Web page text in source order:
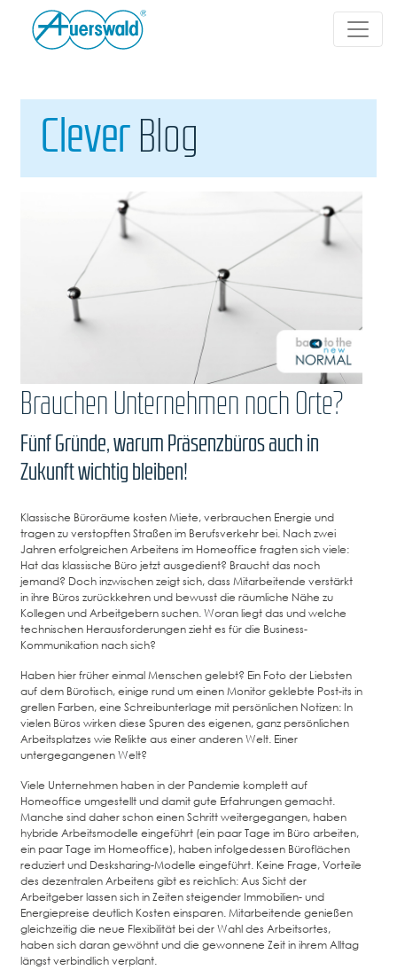
Clever Blog
Brauchen Unternehmen noch Orte?
Fünf Gründe, warum Präsenzbüros auch in
Zukunft wichtig bleiben!
Klassische Büroräume kosten Miete, verbrauchen Energie und
tragen zu verstopften Straßen im Berufsverkehr bei. Nach zwei
Jahren erfolgreichen Arbeitens im Homeoffice fragten sich viele:
Hat das klassische Büro jetzt ausgedient? Braucht das noch
jemand? Doch inzwischen zeigt sich, dass Mitarbeitende verstärkt
in ihre Büros zurückkehren und bewusst die räumliche Nähe zu
Kollegen und Arbeitgebern suchen. Woran liegt das und welche
technischen Herausforderungen zieht es für die Business-
Kommunikation nach sich?
Haben hier früher einmal Menschen gelebt? Ein Foto der Liebsten
auf dem Bürotisch, einige rund um einen Monitor geklebte Post-its in
grellen Farben, eine Schreibunterlage mit persönlichen Notizen: In
vielen Büros wirken diese Spuren des eigenen, ganz persönlichen
Arbeitsplatzes wie Relikte aus einer anderen Welt. Einer
untergegangenen Welt?
Viele Unternehmen haben in der Pandemie komplett auf
Homeoffice umgestellt und damit gute Erfahrungen gemacht.
Manche sind daher schon einen Schritt weitergegangen, haben
hybride Arbeitsmodelle eingeführt (ein paar Tage im Büro arbeiten,
ein paar Tage im Homeoffice), haben infolgedessen Büroflächen
reduziert und Desksharing-Modelle eingeführt. Keine Frage, Vorteile
des dezentralen Arbeitens gibt es reichlich: Aus Sicht der
Arbeitgeber lassen sich in Zeiten steigender Immobilien- und
Energiepreise deutlich Kosten einsparen. Mitarbeitende genießen
gleichzeitig die neue Flexibilität bei der Wahl des Arbeitsortes,
haben sich daran gewöhnt und die gewonnene Zeit in ihrem Alltag
längst verbindlich verplant.